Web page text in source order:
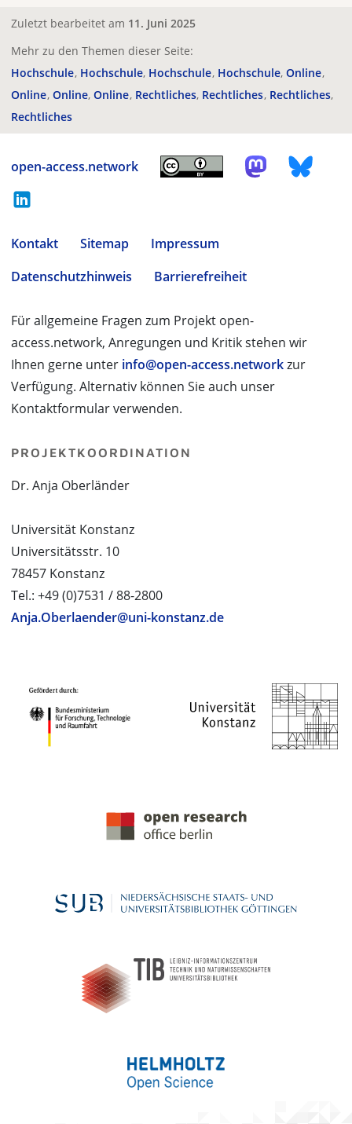
Zuletzt bearbeitet am 11. Juni 2025
Mehr zu den Themen dieser Seite:
Hochschule Hochschule Hochschule Hochschule Online
Online Online Online Rechtliches Rechtliches Rechtliches
Rechtliches
open-access.network
Kontakt Sitemap
Impressum
Datenschutzhinweis
Barrierefreiheit
Für allgemeine Fragen zum Projekt open-
access.network, Anregungen und Kritik stehen wir
Ihnen gerne unter info@open-access.networkzur
Verfügung. Alternativ können Sie auch unser
Kontaktformular verwenden.
PROJEKTKOORDINATION
Dr. Anja Oberländer
Universität Konstanz
Universitätsstr. 10
78457 Konstanz
Tel.: +49 (0)7531 / 88-2800
Anja.Oberlaender@uni-konstanz.de